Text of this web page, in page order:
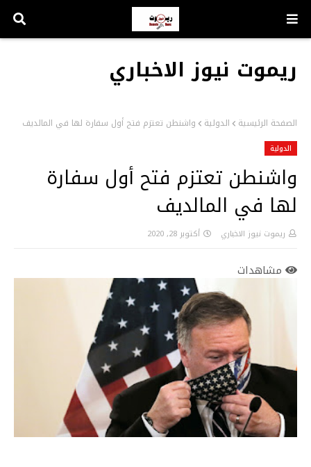
ريموت نيوز الاخباري
الصفحة الرئيسية الدولية واشنطن تعتزم فتح أول سفارة لها في المالديف
الدولية
واشنطن تعتزم فتح أول سفارة
لها في المالديف
ريموت نيوز الاخباري أكتوبر 28, 2020
مشاهدات